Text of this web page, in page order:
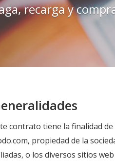
recarga y
contrato tiene la finalidad
propiedad de la
o los diversos sitios